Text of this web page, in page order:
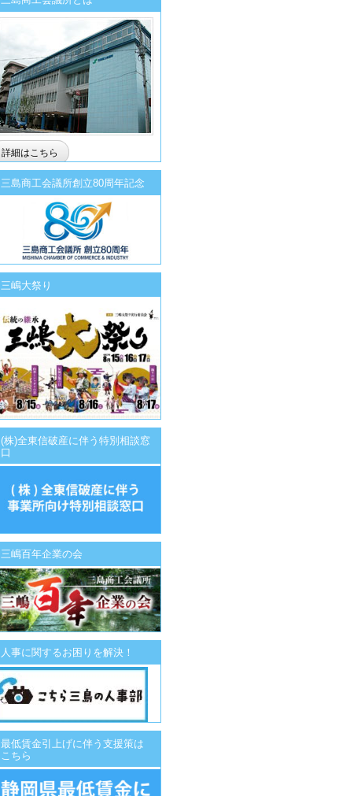
詳細はこちら
三島商工会議所創立80周年記念
三嶋大祭り
(株)全東信破産に伴う特別相談窓
口
三嶋百年企業の会
人事に関するお困りを解決！
最低賃金引上げに伴う支援策は
こちら